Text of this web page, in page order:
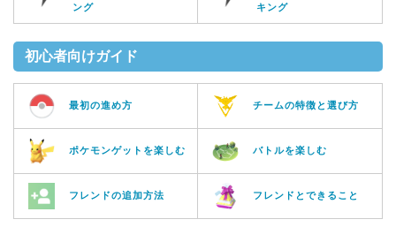
ング
キング
初心者向けガイド
最初の進め方 チームの特徴と選び方
ポケモンゲットを楽しむ バトルを楽しむ
フレンドの追加方法 フレンドとできること